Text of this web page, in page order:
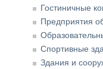
Гостиничные
Предприятия
Спортивные
Здания и